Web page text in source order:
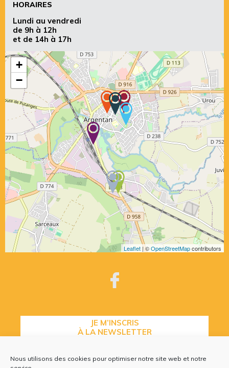
Nous utilisons des cookies pour optimiser notre site web et notre
HORAIRES
Lundi au vendredi
de 9h à 12h
et de 14h à 17h
+
−
Leaflet | ©OpenStreetMapcontributors
JE M’INSCRIS
À LA NEWSLETTER